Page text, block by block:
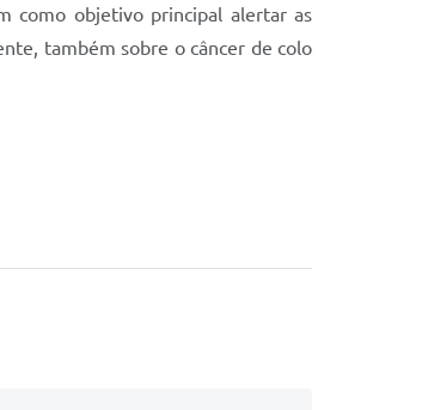
como objetivo principal alertar as
também sobre o câncer de colo